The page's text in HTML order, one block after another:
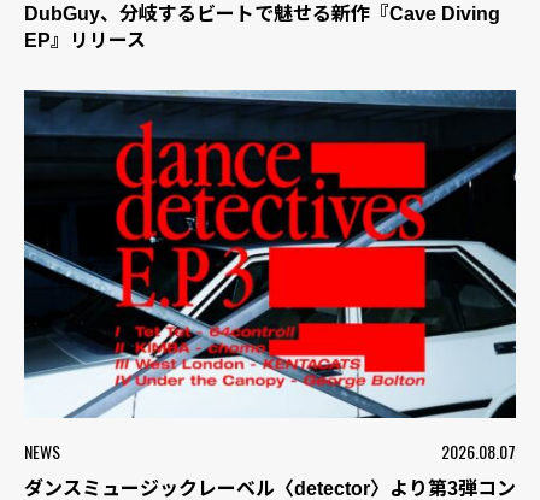
DubGuy、分岐するビートで魅せる新作『Cave Diving
EP』リリース
NEWS 2026.08.07
ダンスミュージックレーベル〈detector〉より第3弾コン